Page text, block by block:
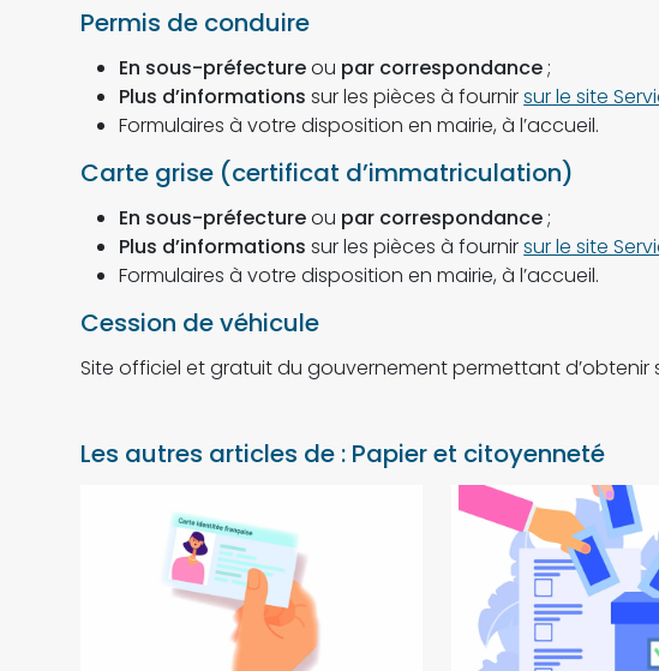
Permis de conduire
En sous-préfectureou par correspondance;
Plus d’informations sur les pièces à fournirsur le site
Formulaires à votre disposition en mairie, à l’accueil.
Carte grise (certificat d’immatriculation)
En sous-préfectureou par correspondance;
Plus d’informations sur les pièces à fournirsur le site
Formulaires à votre disposition en mairie, à l’accueil.
Cession de véhicule
Site officiel et gratuit du gouvernement permettant
Les autres articles de : Papier et citoyenneté